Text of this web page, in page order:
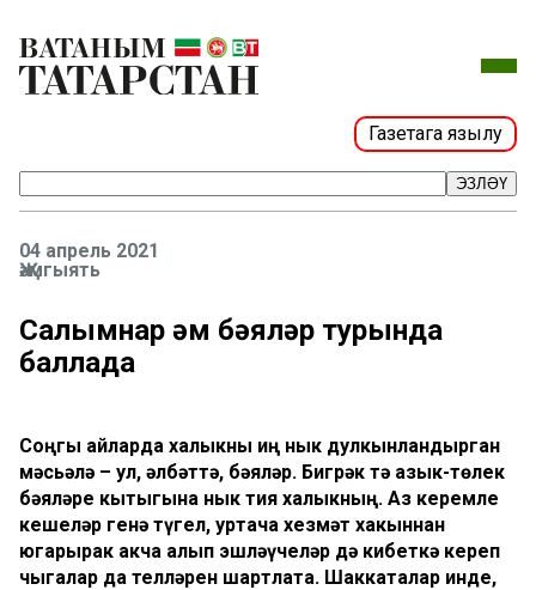
Газетага язылу
ЭЗЛӘҮ
04 апрель 2021
Җәмгыять
Cалымнар һәм бәяләр турында
баллада
Соңгы айларда халыкны иң нык дулкынландырган
мәсьәлә – ул, әлбәттә, бәяләр. Бигрәк тә азык-төлек
бәяләре кытыгына нык тия халыкның. Аз керемле
кешеләр генә түгел, уртача хезмәт хакыннан
югарырак акча алып эшләүчеләр дә кибеткә кереп
чыгалар да телләрен шартлата. Шаккаталар инде,